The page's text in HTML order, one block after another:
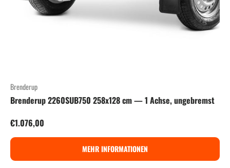
Brenderup
Brenderup 2260SUB750 258x128 cm — 1 Achse, ungebremst
Normaler Preis
€1.076,00
MEHR INFORMATIONEN